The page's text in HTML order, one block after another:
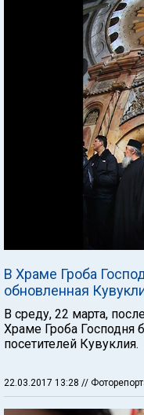
В Храме Гроба
обновленная
В среду, 22 марта,
Храме Гроба Господня
посетителей Кувуклия.
22.03.2017 13:28 //